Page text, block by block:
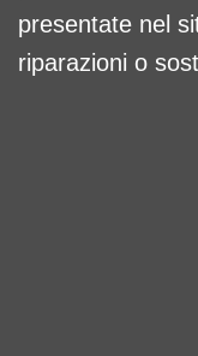
presentate nel
riparazioni o